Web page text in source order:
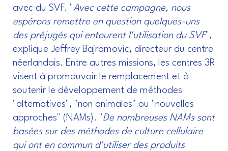
avec du SVF. "Avec cette campagne, nous
espérons remettre en question quelques-uns
des préjugés qui entourent l'utilisation du SVF",
explique Jeffrey Bajramovic, directeur du centre
néerlandais. Entre autres missions, les centres 3R
visent à promouvoir le remplacement et à
soutenir le développement de méthodes
"alternatives", "non animales" ou "nouvelles
approches" (NAMs). "De nombreuses NAMs sont
basées sur des méthodes de culture cellulaire
qui ont en commun d'utiliser des produits